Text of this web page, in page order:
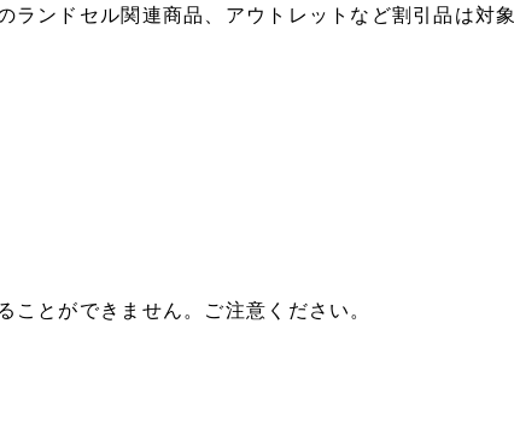
ランドセル関連商品、アウトレットなど割引品は対象
ことができません。ご注意ください。